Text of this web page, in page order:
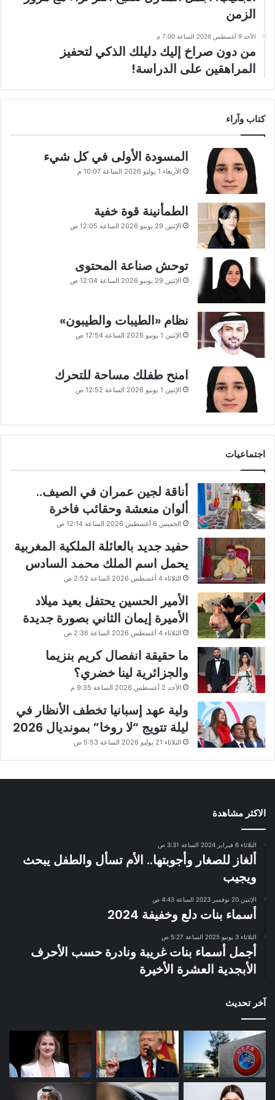
الزمن
الأحد 9 أغسطس 2026 الساعة 7:00 م
من دون صراخ إليك دليلك الذكي لتحفيز
المراهقين على الدراسة!
كتاب وآراء
المسودة الأولى في كل شيء
الأربعاء 1 يوليو 2026 الساعة 10:07 م
الطمأنينة قوة خفية
الإثنين 29 يونيو 2026 الساعة 12:05 ص
توحش صناعة المحتوى
الإثنين 29 يونيو 2026 الساعة 12:04 ص
نظام «الطيبات والطيبون»
الإثنين 1 يونيو 2026 الساعة 12:54 ص
امنح طفلك مساحة للتحرك
الإثنين 1 يونيو 2026 الساعة 12:52 ص
اجتماعيات
أناقة لجين عمران في الصيف..
ألوان منعشة وحقائب فاخرة
الخميس 6 أغسطس 2026 الساعة 12:14 ص
حفيد جديد بالعائلة الملكية المغربية
يحمل اسم الملك محمد السادس
الثلاثاء 4 أغسطس 2026 الساعة 2:52 ص
الأمير الحسين يحتفل بعيد ميلاد
الأميرة إيمان الثاني بصورة جديدة
الثلاثاء 4 أغسطس 2026 الساعة 2:36 ص
ما حقيقة انفصال كريم بنزيما
والجزائرية لينا خضري؟
الأحد 2 أغسطس 2026 الساعة 9:35 م
ولية عهد إسبانيا تخطف الأنظار في
ليلة تتويج “لا روخا” بمونديال 2026
الثلاثاء 21 يوليو 2026 الساعة 5:53 ص
الاكثر مشاهدة
الثلاثاء 6 فبراير 2024 الساعة 3:31 ص
ألغاز للصغار وأجوبتها.. الأم تسأل والطفل يبحث
ويجيب
الإثنين 20 نوفمبر 2023 الساعة 4:43 ص
أسماء بنات دلع وخفيفة 2024
الثلاثاء 3 يونيو 2025 الساعة 5:27 ص
أجمل أسماء بنات غريبة ونادرة حسب الأحرف
الأبجدية العشرة الأخيرة
آخر تحديث